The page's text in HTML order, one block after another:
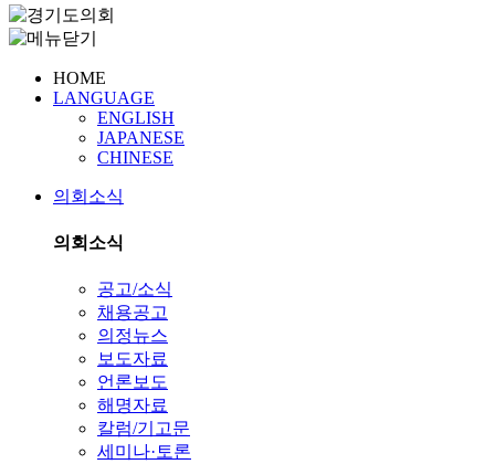
HOME
LANGUAGE
ENGLISH
JAPANESE
CHINESE
의회소식
의회소식
공고/소식
채용공고
의정뉴스
보도자료
언론보도
해명자료
칼럼/기고문
세미나·토론